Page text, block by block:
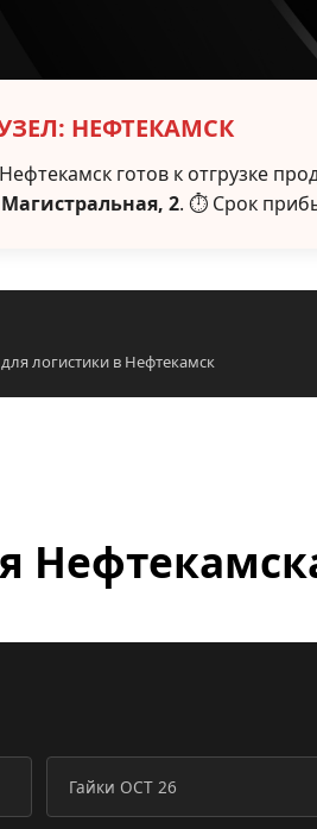
НЕФТЕКАМСК
готов к отгрузке
2. ⏱ Срок
логистики в Нефтекамск
Гайки ОСТ 26